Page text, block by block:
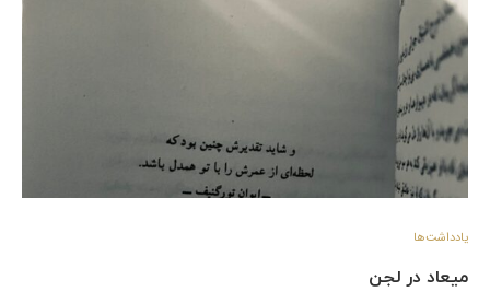
یادداشت‌ها
میعاد در لجن